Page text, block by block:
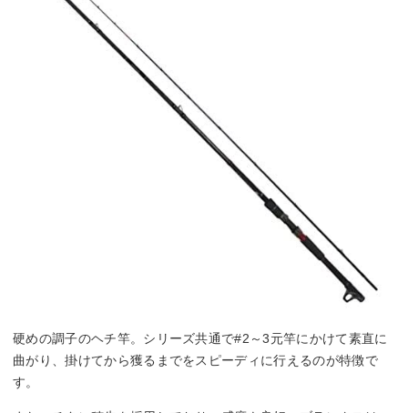
硬めの調子のヘチ竿。シリーズ共通で#2～3元竿にかけて素直に
曲がり、掛けてから獲るまでをスピーディに行えるのが特徴で
す。